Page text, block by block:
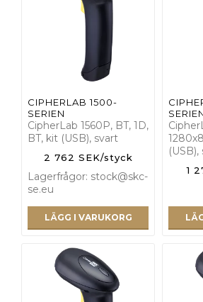
CIPHERLAB 1500-
SERIEN
CipherLab 1560P, BT, 1D,
BT, kit (USB), svart
2 762 SEK/styck
Lagerfrågor: stock@skc-
se.eu
LÄGG I VARUKORG
1